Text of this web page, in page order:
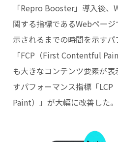
「Repro Booster」導入後
関する指標であるWebペー
示されるまでの時間を示す
「FCP（First Contentful
も大きなコンテンツ要素が
すパフォーマンス指標「
Paint）」が大幅に改善した。